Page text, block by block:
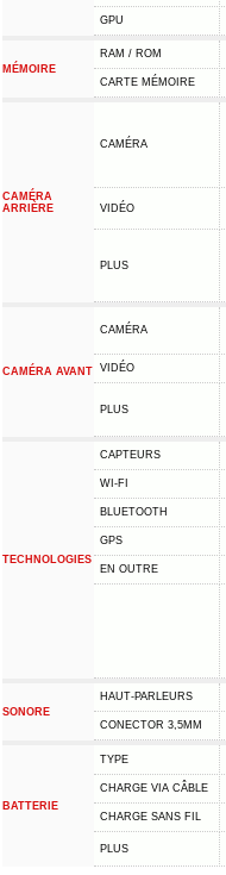
GPU
MÉMOIRE
RAM / ROM
CARTE MÉMOIRE
CAMÉRA
ARRIÈRE
CAMÉRA
VIDÉO
PLUS
CAMÉRA AVANT
CAMÉRA
VIDÉO
PLUS
TECHNOLOGIES
CAPTEURS
WI-FI
BLUETOOTH
GPS
EN OUTRE
SONORE
HAUT-PARLEURS
CONECTOR 3,5MM
BATTERIE
TYPE
CHARGE VIA CÂBLE
CHARGE SANS FIL
PLUS